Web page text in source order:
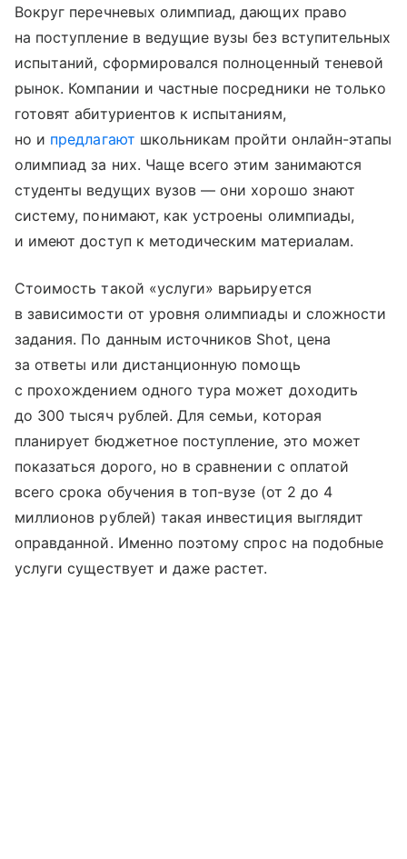
Вокруг перечневых олимпиад, дающих право
на поступление в ведущие вузы без вступительных
испытаний, сформировался полноценный теневой
рынок. Компании и частные посредники не только
готовят абитуриентов к испытаниям,
но и предлагают школьникам пройти онлайн-этапы
олимпиад за них. Чаще всего этим занимаются
студенты ведущих вузов — они хорошо знают
систему, понимают, как устроены олимпиады,
и имеют доступ к методическим материалам.
Стоимость такой «услуги» варьируется
в зависимости от уровня олимпиады и сложности
задания. По данным источников Shot, цена
за ответы или дистанционную помощь
с прохождением одного тура может доходить
до 300 тысяч рублей. Для семьи, которая
планирует бюджетное поступление, это может
показаться дорого, но в сравнении с оплатой
всего срока обучения в топ-вузе (от 2 до 4
миллионов рублей) такая инвестиция выглядит
оправданной. Именно поэтому спрос на подобные
услуги существует и даже растет.